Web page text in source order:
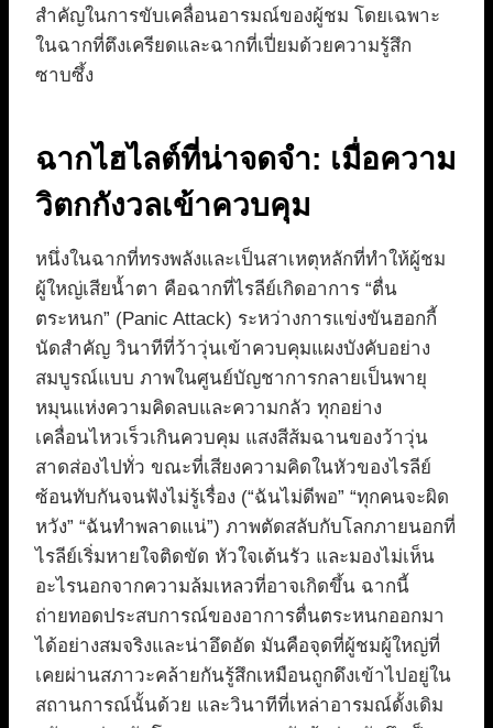
สำคัญในการขับเคลื่อนอารมณ์ของผู้ชม โดยเฉพาะ
ในฉากที่ตึงเครียดและฉากที่เปี่ยมด้วยความรู้สึก
ซาบซึ้ง
ฉากไฮไลต์ที่น่าจดจำ: เมื่อความ
วิตกกังวลเข้าควบคุม
หนึ่งในฉากที่ทรงพลังและเป็นสาเหตุหลักที่ทำให้ผู้ชม
ผู้ใหญ่เสียน้ำตา คือฉากที่ไรลีย์เกิดอาการ “ตื่น
ตระหนก” (Panic Attack) ระหว่างการแข่งขันฮอกกี้
นัดสำคัญ วินาทีที่ว้าวุ่นเข้าควบคุมแผงบังคับอย่าง
สมบูรณ์แบบ ภาพในศูนย์บัญชาการกลายเป็นพายุ
หมุนแห่งความคิดลบและความกลัว ทุกอย่าง
เคลื่อนไหวเร็วเกินควบคุม แสงสีส้มฉานของว้าวุ่น
สาดส่องไปทั่ว ขณะที่เสียงความคิดในหัวของไรลีย์
ซ้อนทับกันจนฟังไม่รู้เรื่อง (“ฉันไม่ดีพอ” “ทุกคนจะผิด
หวัง” “ฉันทำพลาดแน่”) ภาพตัดสลับกับโลกภายนอกที่
ไรลีย์เริ่มหายใจติดขัด หัวใจเต้นรัว และมองไม่เห็น
อะไรนอกจากความล้มเหลวที่อาจเกิดขึ้น ฉากนี้
ถ่ายทอดประสบการณ์ของอาการตื่นตระหนกออกมา
ได้อย่างสมจริงและน่าอึดอัด มันคือจุดที่ผู้ชมผู้ใหญ่ที่
เคยผ่านสภาวะคล้ายกันรู้สึกเหมือนถูกดึงเข้าไปอยู่ใน
สถานการณ์นั้นด้วย และวินาทีที่เหล่าอารมณ์ดั้งเดิม